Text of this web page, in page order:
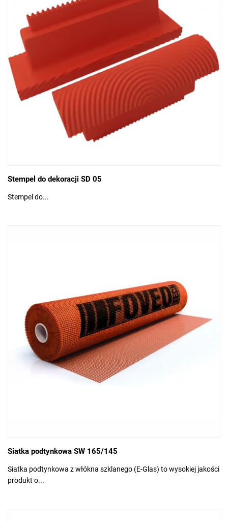
Stempel do dekoracji SD 05
Stempel do...
Siatka podtynkowa SW 165/145
Siatka podtynkowa z włókna szklanego (E-Glas) to wysokiej jakości
produkt o...